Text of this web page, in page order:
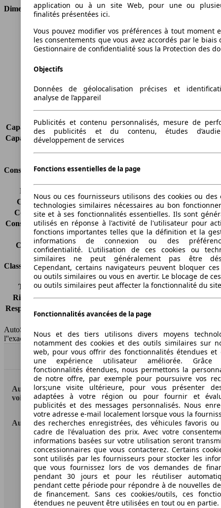
Dimensions
Longueur
4068 mm
Hauteur
1498 mm
Largeur
1783 mm
Poids maximum
Charge maximale
485 kg
Portes
Capacité de remorquage (sans freins) 615 kg
Capacité de remorquage (avec freins)
Consommation
Émissions de CO2*
Consommation (ville)
6.0 l/100km
Consommation (route)
4.2 l/100km
Consommation (combinée)* 4.8 l/100km
Classe d'émissions
Euro 6
Capacité du réservoir
42 l
Classes d'assurance
Tous risques
-
Risques partiels
-
Responsabilité civile
HSN/TSN
n.c./n.c.
AutoScout24 France SAS décline toute responsabilité concernant
l''exactitude des indications fournies.
Haut
AutoScout24: la plus grande plateforme en ligne de
voitures en Europe
AutoScout24
A propos d'AutoScout24
Conditions d'utilisation
Informations légales
Protection des données
application ou à un site Web, pour une ou
finalités présentées ici.
Vous pouvez modifier vos préférences à tout moment
les consentements que vous avez accordés par le biais
Gestionnaire de confidentialité sous la Protection des
Objectifs
Données de géolocalisation précises et
analyse de l’appareil
Publicités et contenu personnalisés, mesure de
des publicités et du contenu, études
développement de services
Fonctions essentielles de la page
Nous ou ces fournisseurs utilisons des cookies ou des
technologies similaires nécessaires au bon
site et à ses fonctionnalités essentielles. Ils sont
utilisés en réponse à l'activité de l'utilisateur pour
fonctions importantes telles que la définition et la
informations de connexion ou des
confidentialité. L'utilisation de ces cookies ou
similaires ne peut généralement pas être
Cependant, certains navigateurs peuvent bloquer ces
ou outils similaires ou vous en avertir. Le blocage de
ou outils similaires peut affecter la fonctionnalité du
Fonctionnalités avancées de la page
Nous et des tiers utilisons divers moyens
notamment des cookies et des outils similaires sur
web, pour vous offrir des fonctionnalités étendues et
une expérience utilisateur améliorée.
fonctionnalités étendues, nous permettons la
de notre offre, par exemple pour poursuivre vos
lors;une visite ultérieure, pour vous présenter
adaptées à votre région ou pour fournir et
publicités et des messages personnalisés. Nous
votre adresse e-mail localement lorsque vous la
des recherches enregistrées, des véhicules favoris
cadre de l'évaluation des prix. Avec votre
informations basées sur votre utilisation seront
concessionnaires que vous contacterez. Certains
sont utilisés par les fournisseurs pour stocker les
que vous fournissez lors de vos demandes de
pendant 30 jours et pour les réutiliser
pendant cette période pour répondre à de nouvelles
de financement. Sans ces cookies/outils, ces
étendues ne peuvent être utilisées en tout ou en partie.